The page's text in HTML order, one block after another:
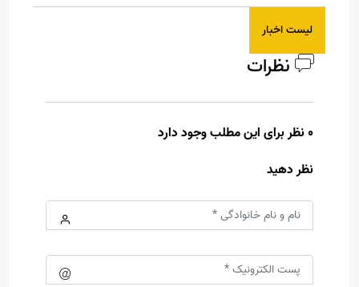
لیست اخبار
نظرات
0 نظر برای این مطلب وجود دارد
نظر دهید